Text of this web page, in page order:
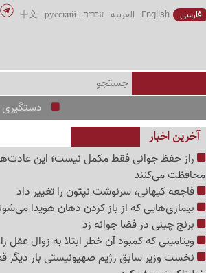
فارسی English العربیه עברית русский
中文
دستگیری
آخرین اخبار
راز حفظ جوانی فقط مکمل نیست؛ این
محافظت می‌کنند
فاجعه کیهانی، سرنوشت نپتون را تغییر داد
بیماری‌هایی که از باز کردن دهان هویدا
برنج چینی در فضا جوانه زد
ویتامینی که کمبود آن خطر ابتلا به زوال عقل
نخست وزیر سابق رژیم صهیونیستی بار دیگر